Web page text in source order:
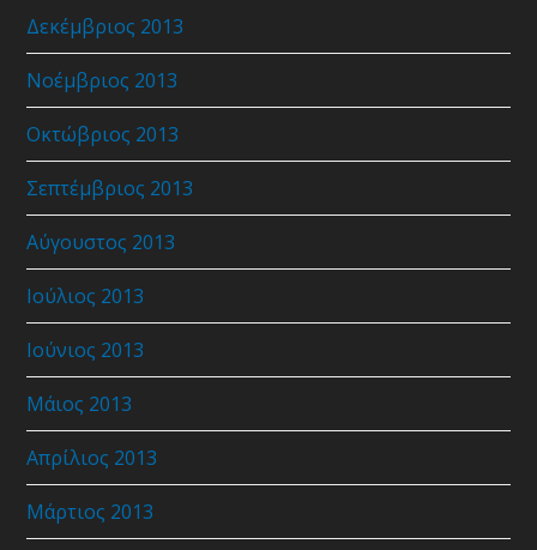
Δεκέμβριος 2013
Νοέμβριος 2013
Οκτώβριος 2013
Σεπτέμβριος 2013
Αύγουστος 2013
Ιούλιος 2013
Ιούνιος 2013
Μάιος 2013
Απρίλιος 2013
Μάρτιος 2013